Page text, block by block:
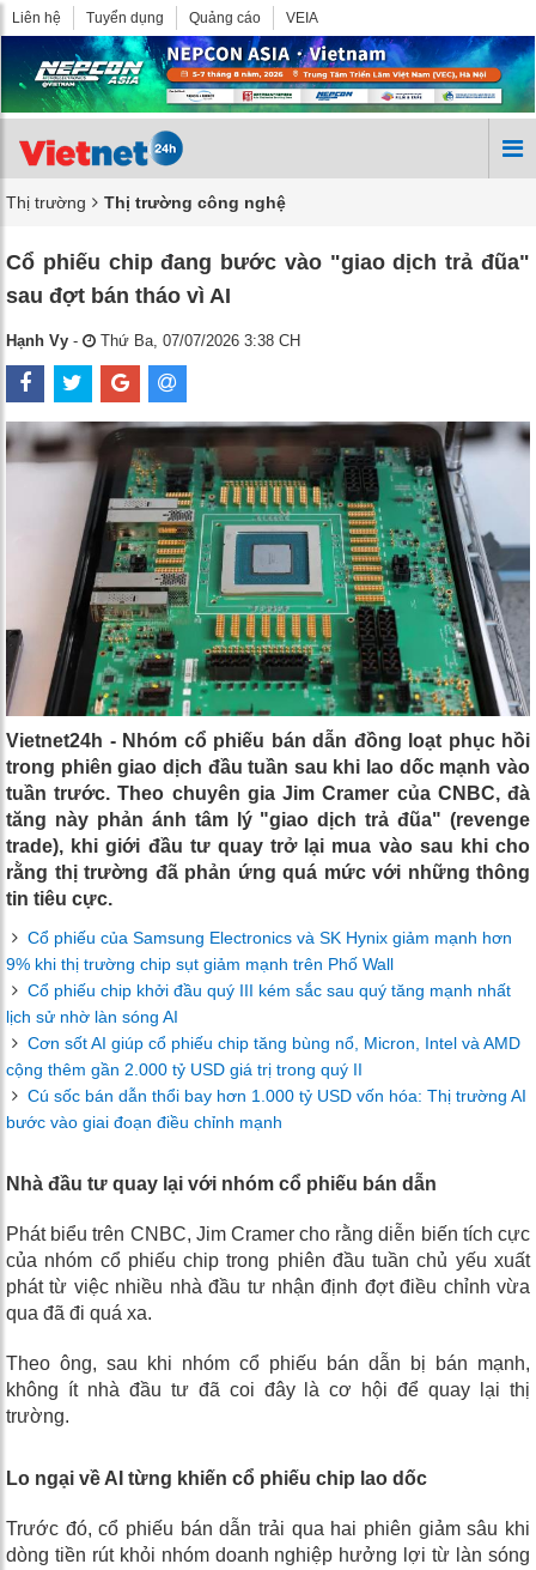
Liên hệ Tuyển dụng Quảng cáo VEIA
Thị trường Thị trường công nghệ
Cổ phiếu chip đang bước vào "giao dịch trả đũa"
sau đợt bán tháo vì AI
Hạnh Vy - Thứ Ba, 07/07/2026 3:38 CH
Vietnet24h - Nhóm cổ phiếu bán dẫn đồng loạt phục hồi
trong phiên giao dịch đầu tuần sau khi lao dốc mạnh vào
tuần trước. Theo chuyên gia Jim Cramer của CNBC, đà
tăng này phản ánh tâm lý "giao dịch trả đũa" (revenge
trade), khi giới đầu tư quay trở lại mua vào sau khi cho
rằng thị trường đã phản ứng quá mức với những thông
tin tiêu cực.
Cổ phiếu của Samsung Electronics và SK Hynix giảm mạnh hơn
9% khi thị trường chip sụt giảm mạnh trên Phố Wall
Cổ phiếu chip khởi đầu quý III kém sắc sau quý tăng mạnh nhất
lịch sử nhờ làn sóng AI
Cơn sốt AI giúp cổ phiếu chip tăng bùng nổ, Micron, Intel và AMD
cộng thêm gần 2.000 tỷ USD giá trị trong quý II
Cú sốc bán dẫn thổi bay hơn 1.000 tỷ USD vốn hóa: Thị trường AI
bước vào giai đoạn điều chỉnh mạnh
Nhà đầu tư quay lại với nhóm cổ phiếu bán dẫn
Phát biểu trên CNBC, Jim Cramer cho rằng diễn biến tích cực
của nhóm cổ phiếu chip trong phiên đầu tuần chủ yếu xuất
phát từ việc nhiều nhà đầu tư nhận định đợt điều chỉnh vừa
qua đã đi quá xa.
Theo ông, sau khi nhóm cổ phiếu bán dẫn bị bán mạnh,
không ít nhà đầu tư đã coi đây là cơ hội để quay lại thị
trường.
Lo ngại về AI từng khiến cổ phiếu chip lao dốc
Trước đó, cổ phiếu bán dẫn trải qua hai phiên giảm sâu khi
dòng tiền rút khỏi nhóm doanh nghiệp hưởng lợi từ làn sóng